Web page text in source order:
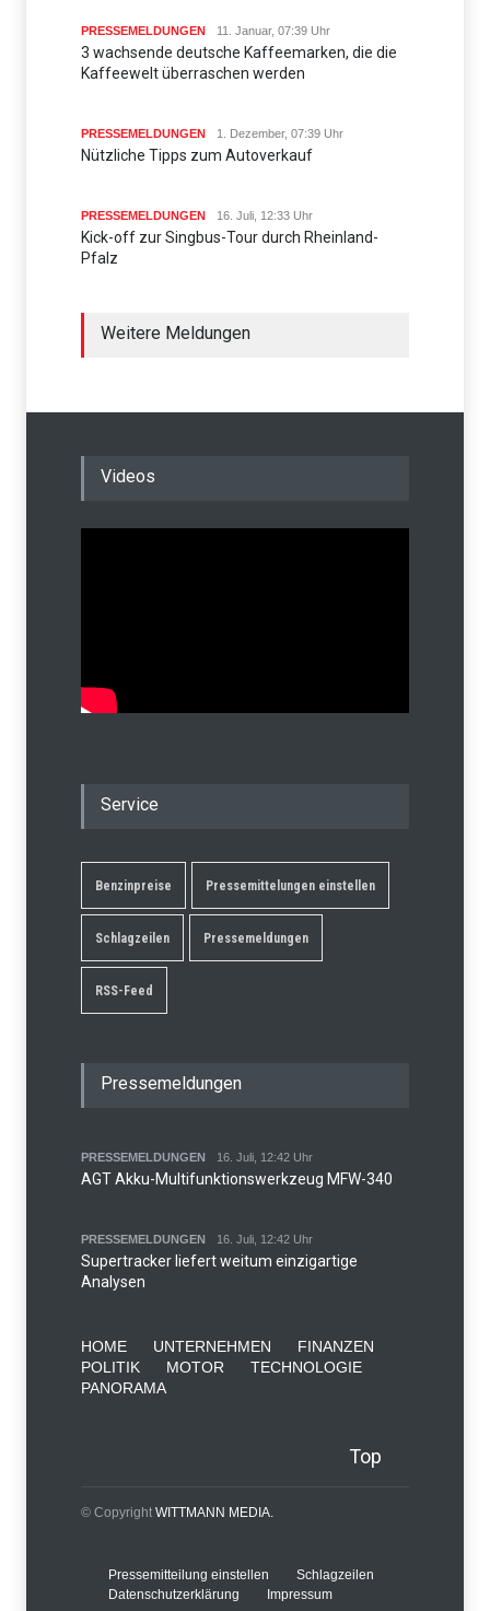
PRESSEMELDUNGEN 11. Januar, 07:39 Uhr
3 wachsende deutsche Kaffeemarken, die die
Kaffeewelt überraschen werden
PRESSEMELDUNGEN 1. Dezember, 07:39 Uhr
Nützliche Tipps zum Autoverkauf
PRESSEMELDUNGEN 16. Juli, 12:33 Uhr
Kick-off zur Singbus-Tour durch Rheinland-
Pfalz
Weitere Meldungen
Videos
Service
Benzinpreise Pressemittelungen einstellen
Schlagzeilen Pressemeldungen
RSS-Feed
Pressemeldungen
PRESSEMELDUNGEN 16. Juli, 12:42 Uhr
AGT Akku-Multifunktionswerkzeug MFW-340
PRESSEMELDUNGEN 16. Juli, 12:42 Uhr
Supertracker liefert weitum einzigartige
Analysen
HOME UNTERNEHMEN
FINANZEN
POLITIK
MOTOR
TECHNOLOGIE
PANORAMA
Top
© Copyright WITTMANN MEDIA.
Pressemitteilung einstellen
Schlagzeilen
Datenschutzerklärung
Impressum